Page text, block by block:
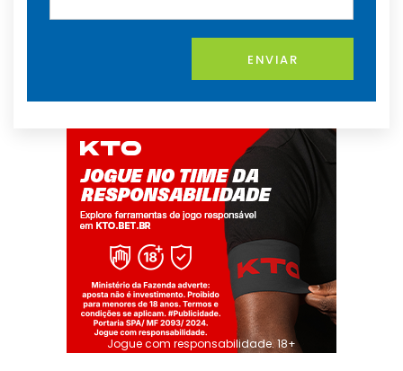
ENVIAR
Jogue com responsabilidade. 18+